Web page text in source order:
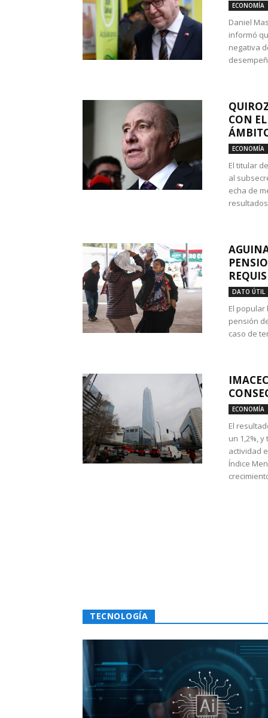
ECONOMÍA
Daniel
informó
negativa
CON
ECONOMÍA
El titular
al
echa de
DATO ÚTIL
El
pensión
caso de
ECONOMÍA
El
un 1,2%,
actividad
Índice
TECNOLOGÍA